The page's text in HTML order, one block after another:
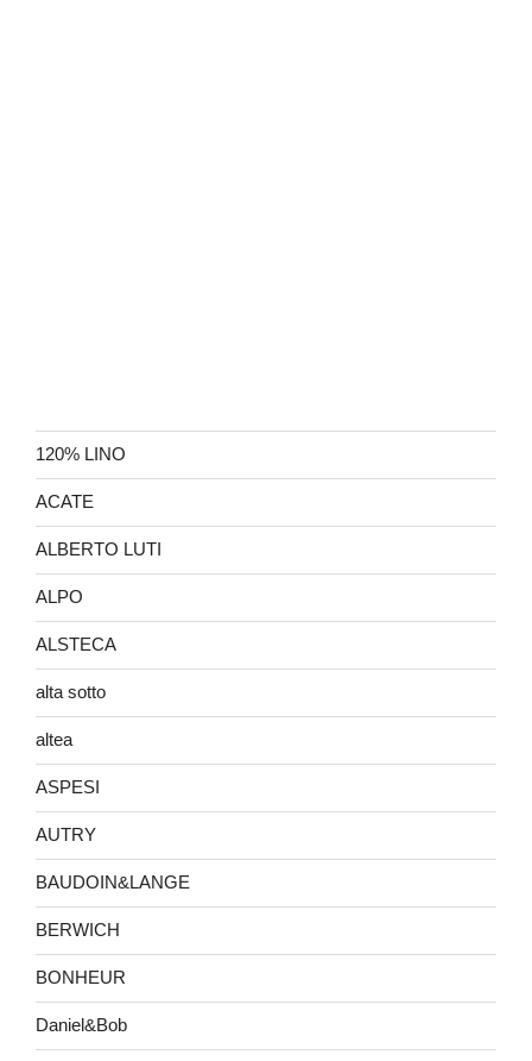
120% LINO
ACATE
ALBERTO LUTI
ALPO
ALSTECA
alta sotto
altea
ASPESI
AUTRY
BAUDOIN&LANGE
BERWICH
BONHEUR
Daniel&Bob